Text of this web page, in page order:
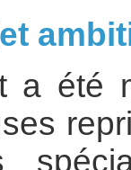
a été